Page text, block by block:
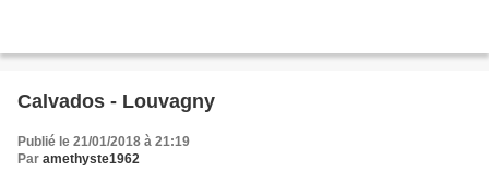
Calvados - Louvagny
Publié le 21/01/2018 à 21:19
Par amethyste1962